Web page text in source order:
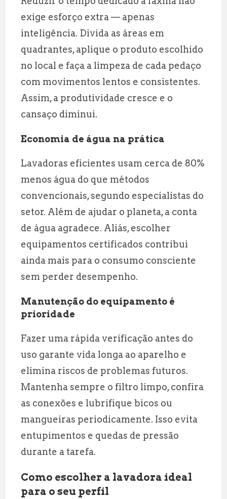
exige esforço extra — apenas
inteligência. Divida as áreas em
quadrantes, aplique o produto escolhido
no local e faça a limpeza de cada pedaço
com movimentos lentos e consistentes.
Assim, a produtividade cresce e o
cansaço diminui.
Economia de água na prática
Lavadoras eficientes usam cerca de 80%
menos água do que métodos
convencionais, segundo especialistas do
setor. Além de ajudar o planeta, a conta
de água agradece. Aliás, escolher
equipamentos certificados contribui
ainda mais para o consumo consciente
sem perder desempenho.
Manutenção do equipamento é
prioridade
Fazer uma rápida verificação antes do
uso garante vida longa ao aparelho e
elimina riscos de problemas futuros.
Mantenha sempre o filtro limpo, confira
as conexões e lubrifique bicos ou
mangueiras periodicamente. Isso evita
entupimentos e quedas de pressão
durante a tarefa.
Como escolher a lavadora ideal
para o seu perfil